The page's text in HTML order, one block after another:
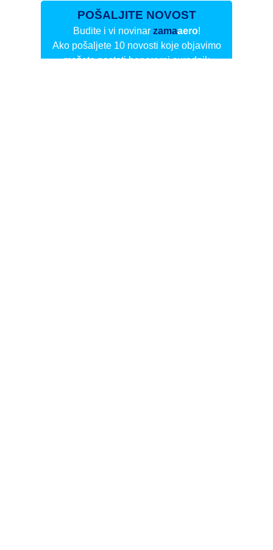
POŠALJITE NOVOST
Budite i vi novinar zamaaero!
Ako pošaljete 10 novosti koje objavimo
možete postati honorarni suradnik